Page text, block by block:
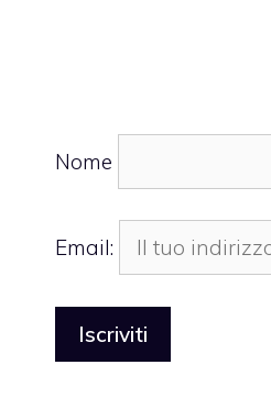
Nome
Email: